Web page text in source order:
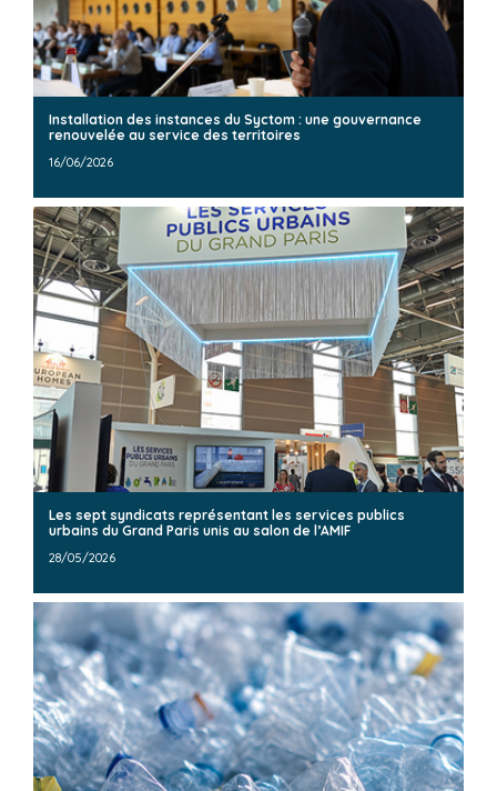
Installation des instances du Syctom : une gouvernance
renouvelée au service des territoires
16/06/2026
Les sept syndicats représentant les services publics
urbains du Grand Paris unis au salon de l’AMIF
28/05/2026